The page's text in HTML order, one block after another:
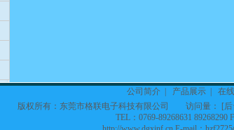
公司简介| 产品展示| 在
版权所有：东莞市格联电子科技有限公司 访问量：
[后
TEL：0769-89268631 89268290